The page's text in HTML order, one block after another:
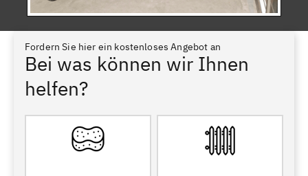
Fordern Sie hier ein kostenloses Angebot an
Bei was können wir Ihnen
helfen?